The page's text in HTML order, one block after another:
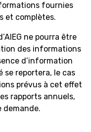
fournies
et complètes.
ne pourra être
des informations
d’information
se reportera, le cas
prévus à cet effet
rapports annuels,
demande.